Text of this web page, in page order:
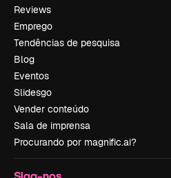
Reviews
Emprego
Tendências de pesquisa
Blog
Eventos
Slidesgo
Vender conteúdo
Sala de imprensa
Procurando por magnific.ai?